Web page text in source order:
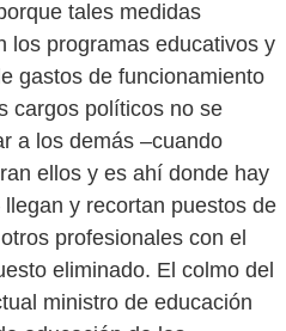
tales medidas
los programas educativos y
gastos de funcionamiento
cargos políticos no se
a los demás –cuando
ellos y es ahí donde hay
y recortan puestos de
profesionales con el
eliminado. El colmo del
ministro de educación